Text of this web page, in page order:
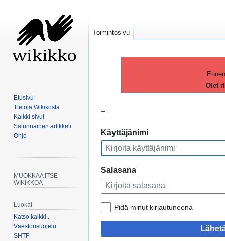
Olet
-
Siirry
navigaatioon
Siirry
hakuun
Käyttäjänimi
Salasana
Pidä minut kirjautuneena
Toimintosivu
Etusivu
Tietoja Wikikosta
Kaikki sivut
Satunnainen artikkeli
Ohje
MUOKKAA ITSE
WIKIKKOA
Luokat
Katso kaikki...
Väestönsuojelu
SHTF